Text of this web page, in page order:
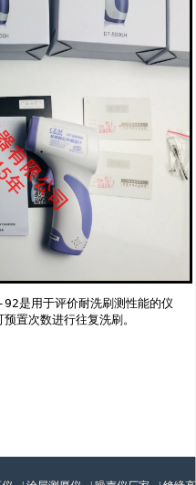
是用于评价耐洗刷测性能的仪
置次数进行往复洗刷。